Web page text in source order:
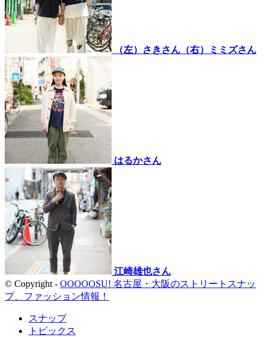
（左）さきさん（右）ミミズさん
はるかさん
江崎雄也さん
© Copyright - OOOOOSU! 名古屋・大阪のストリートスナッ
プ、ファッション情報！
スナップ
トピックス